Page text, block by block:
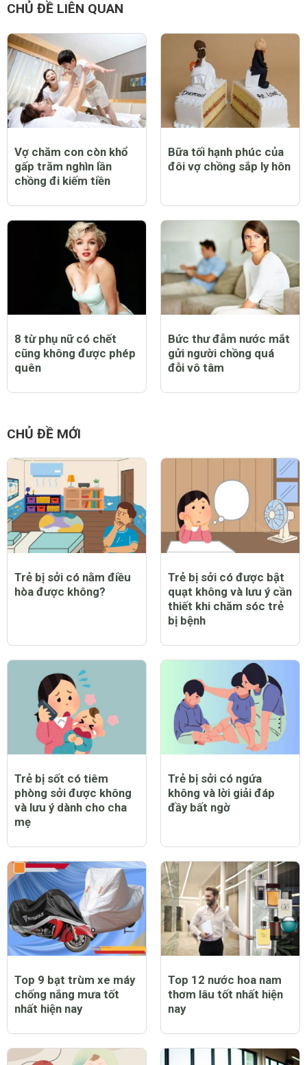
CHỦ ĐỀ LIÊN QUAN
Vợ chăm con còn khổ
gấp trăm nghìn lần
chồng đi kiếm tiền
Bữa tối hạnh phúc của
đôi vợ chồng sắp ly hôn
8 từ phụ nữ có chết
cũng không được phép
quên
Bức thư đẫm nước mắt
gửi người chồng quá
đỗi vô tâm
CHỦ ĐỀ MỚI
Trẻ bị sởi có nằm điều
hòa được không?
Trẻ bị sởi có được bật
quạt không và lưu ý cần
thiết khi chăm sóc trẻ
bị bệnh
Trẻ bị sốt có tiêm
phòng sởi được không
và lưu ý dành cho cha
mẹ
Trẻ bị sởi có ngứa
không và lời giải đáp
đầy bất ngờ
Top 9 bạt trùm xe máy
chống nắng mưa tốt
nhất hiện nay
Top 12 nước hoa nam
thơm lâu tốt nhất hiện
nay